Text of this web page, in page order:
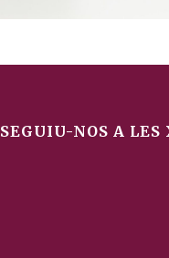
SEGUIU-NOS A LES